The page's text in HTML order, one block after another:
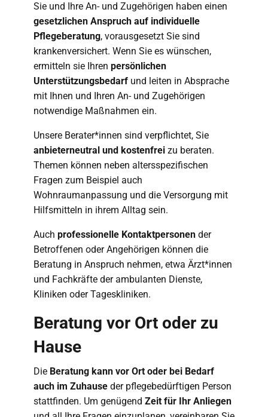
Sie und Ihre An- und Zugehörigen haben einen
gesetzlichen Anspruch auf individuelle
Pflegeberatung, vorausgesetzt Sie sind
krankenversichert. Wenn Sie es wünschen,
ermitteln sie Ihren persönlichen
Unterstützungsbedarf und leiten in Absprache
mit Ihnen und Ihren An- und Zugehörigen
notwendige Maßnahmen ein.
Unsere Berater*innen sind verpflichtet, Sie
anbieterneutral und kostenfrei zu beraten.
Themen können neben altersspezifischen
Fragen zum Beispiel auch
Wohnraumanpassung und die Versorgung mit
Hilfsmitteln in ihrem Alltag sein.
Auch professionelle Kontaktpersonen der
Betroffenen oder Angehörigen können die
Beratung in Anspruch nehmen, etwa Ärzt*innen
und Fachkräfte der ambulanten Dienste,
Kliniken oder Tageskliniken.
Beratung vor Ort oder zu
Hause
Die Beratung kann vor Ort oder bei Bedarf
auch im Zuhause der pflegebedürftigen Person
stattfinden. Um genügend Zeit für Ihr Anliegen